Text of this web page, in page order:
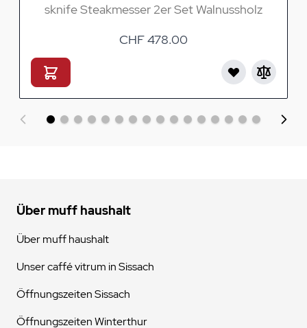
sknife Steakmesser 2er Set Walnussholz
CHF 478.00
Über muff haushalt
Über muff haushalt
Unser caffé vitrum in Sissach
Öffnungszeiten Sissach
Öffnungszeiten Winterthur